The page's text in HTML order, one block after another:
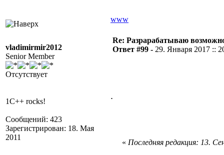
www
vladimirmir2012
Senior Member
Отсутствует
1C++ rocks!
Сообщений: 423
Зарегистрирован: 18. Мая
2011
Re: Разрарабатываю
Ответ #99 - 29. Января 2017 ::
.
« Последняя редакция: 13.